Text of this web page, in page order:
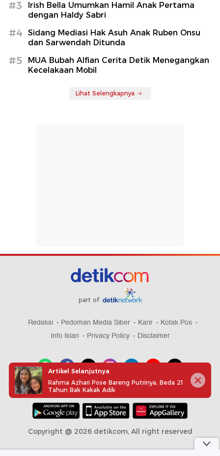
#3
Irish Bella Umumkan Hamil Anak Pertama
dengan Haldy Sabri
#4
Sidang Mediasi Hak Asuh Anak Ruben Onsu
dan Sarwendah Ditunda
#5
MUA Bubah Alfian Cerita Detik Menegangkan
Kecelakaan Mobil
Lihat Selengkapnya
part of
Redaksi Pedoman Media Siber Karir
Kotak Pos
Info Iklan
Privacy Policy Disclaimer
Download aplikasi detikcom
Copyright @ 2026 detikcom, All right reserved
Artikel Selanjutnya
Rahma Azhari Pose Bareng Putrinya, Beda 21
Tahun Bak Kakak Adik